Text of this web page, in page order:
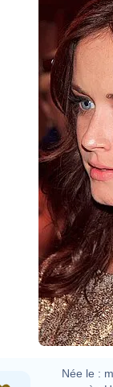
Née le :